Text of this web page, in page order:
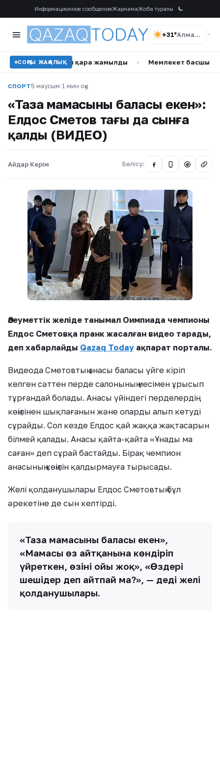
Информационное сообщениеЖарнамаЖоба туралы
+31° Алматы
СОҢҒЫ ЖАҢАЛЫҚ
қара жамылды • Мемлекет басшысы Сингапур
СПОРТ 5 маусым·1 мин оқу
«Таза мамасының баласы екен»:
Елдос Сметов тағы да сынңға
қалды (ВИДЕО)
Айдар Керім Бөлісу: @
Әлеуметтік желіде танымал Оимпиада чемпионы
Елдос Сметовқа пранк жасалған видео тарады,
деп хабарлайды Qazaq Today ақпарат порталы.
Видеода Сметовтың анасы баласы үйге кіріп
келген сәттен перде салонының иесімен ұрысып
тұрғандай болады. Анасы үйіндегі перделердің
көңілінен шықпағанын және оларды алып кетуді
сұрайды. Сол кезде Елдос қай жаққа жақтасарын
білмей қалады. Анасы қайта-қайта «Ұнады ма
саған» деп сұрай бастайды. Бірақ чемпион
анасының көңілін қалдырмауға тырысады.
Желі қолданушылары Елдос Сметовтың бұл
әрекетіне де сын келтірді.
«Таза мамасының баласы екен»,
«Мамасы өз айтқанына көндіріп
үйреткен, өзінің ойы жоқ», «Өздерің
шешіңдер деп айтпай ма?», — деді желі
қолданушылары.